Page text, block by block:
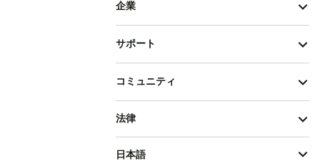
企業
サポート
コミュニティ
法律
日本語